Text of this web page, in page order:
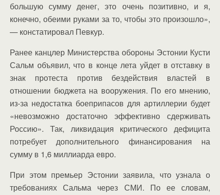
большую сумму денег, это очень позитивно, и я,
конечно, обеими руками за то, чтобы это произошло»,
— констатировал Певкур.
Ранее канцлер Министерства обороны Эстонии Кусти
Сальм объявил, что в конце лета уйдет в отставку в
знак протеста против бездействия властей в
отношении бюджета на вооружения. По его мнению,
из-за недостатка боеприпасов для артиллерии будет
«невозможно достаточно эффективно сдерживать
Россию». Так, ликвидация критического дефицита
потребует дополнительного финансирования на
сумму в 1,6 миллиарда евро.
При этом премьер Эстонии заявила, что узнала о
требованиях Сальма через СМИ. По ее словам,